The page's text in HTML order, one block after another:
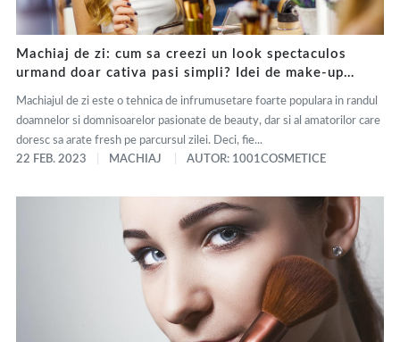
Machiaj de zi: cum sa creezi un look spectaculos
urmand doar cativa pasi simpli? Idei de make-up
Machiajul de zi este o tehnica de infrumusetare foarte populara in randul
doamnelor si domnisoarelor pasionate de beauty, dar si al amatorilor care
doresc sa arate fresh pe parcursul zilei. Deci, fie...
22 FEB. 2023
MACHIAJ AUTOR: 1001COSMETICE